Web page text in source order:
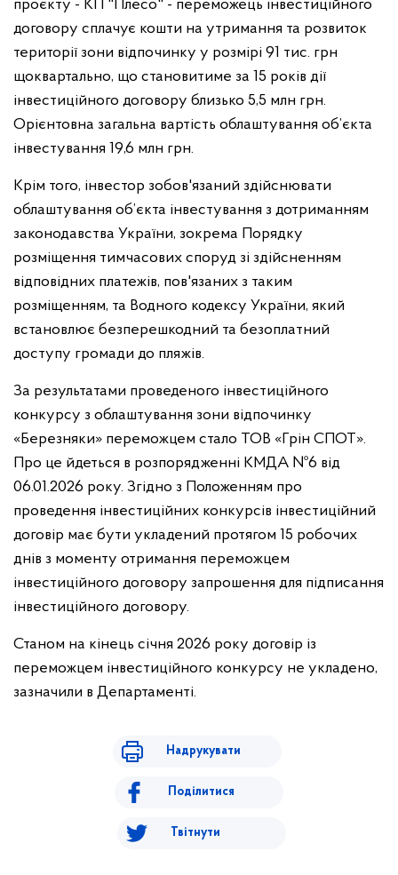
проєкту - КП "Плесо" - переможець інвестиційного
договору сплачує кошти на утримання та розвиток
території зони відпочинку у розмірі 91 тис. грн
щоквартально, що становитиме за 15 років дії
інвестиційного договору близько 5,5 млн грн.
Орієнтовна загальна вартість облаштування об’єкта
інвестування 19,6 млн грн.
Крім того, інвестор зобов'язаний здійснювати
облаштування об’єкта інвестування з дотриманням
законодавства України, зокрема Порядку
розміщення тимчасових споруд зі здійсненням
відповідних платежів, пов'язаних з таким
розміщенням, та Водного кодексу України, який
встановлює безперешкодний та безоплатний
доступу громади до пляжів.
За результатами проведеного інвестиційного
конкурсу з облаштування зони відпочинку
«Березняки» переможцем стало ТОВ «Грін СПОТ».
Про це йдеться в розпорядженні КМДА №6 від
06.01.2026 року. Згідно з Положенням про
проведення інвестиційних конкурсів інвестиційний
договір має бути укладений протягом 15 робочих
днів з моменту отримання переможцем
інвестиційного договору запрошення для підписання
інвестиційного договору.
Станом на кінець січня 2026 року договір із
переможцем інвестиційного конкурсу не укладено,
зазначили в Департаменті.
Надрукувати
Поділитися
Твітнути